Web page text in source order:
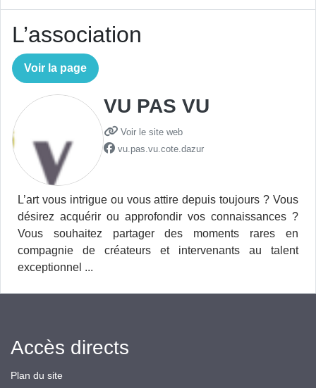
L’association
Voir la page
VU PAS VU
Voir le site web
vu.pas.vu.cote.dazur
L’art vous intrigue ou vous attire depuis toujours ? Vous
désirez acquérir ou approfondir vos connaissances ?
Vous souhaitez partager des moments rares en
compagnie de créateurs et intervenants au talent
exceptionnel ...
Accès directs
Plan du site